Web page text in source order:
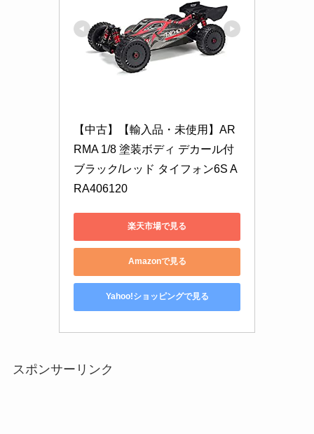
【中古】【輸入品・未使用】AR
RMA 1/8 塗装ボディ デカール付
ブラック/レッド タイフォン6S A
RA406120
楽天市場で見る
Amazonで見る
Yahoo!ショッピングで見る
スポンサーリンク